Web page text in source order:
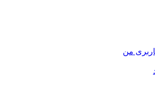
من